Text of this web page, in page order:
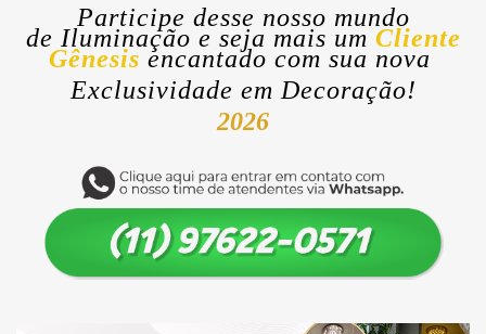
Participe desse nosso mundo
de Iluminação e seja mais um Cliente
Gênesis encantado com sua nova
Exclusividade em Decoração!
2026